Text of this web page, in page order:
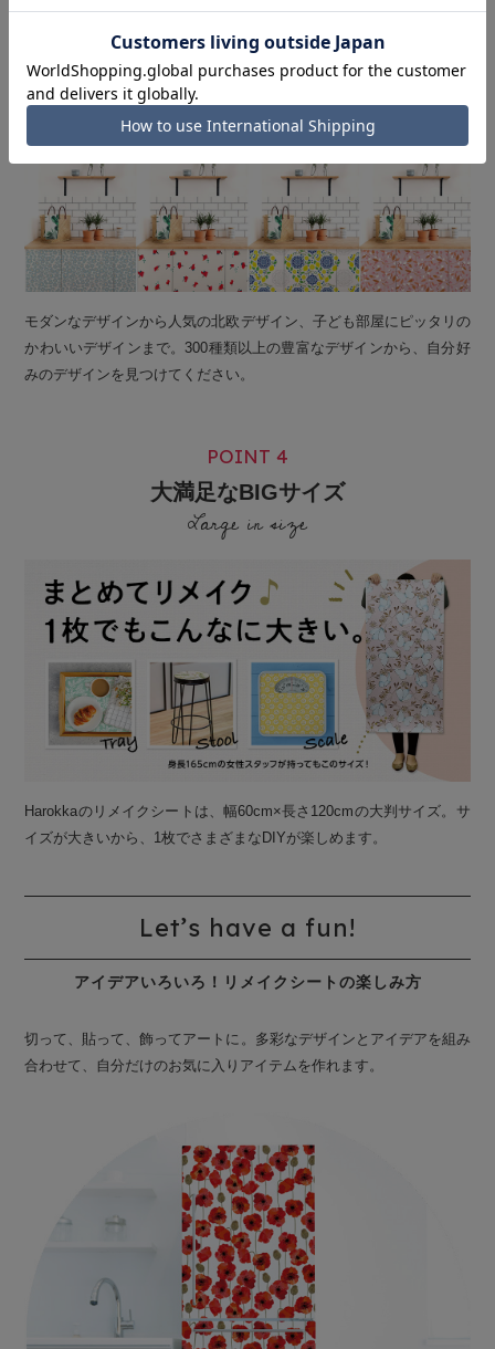
Wide variety of designs
モダンなデザインから人気の北欧デザイン、子ども部屋にピッタリの
かわいいデザインまで。300種類以上の豊富なデザインから、自分好
みのデザインを見つけてください。
POINT 4
大満足なBIGサイズ
Large in size
Harokkaのリメイクシートは、幅60cm×長さ120cmの大判サイズ。サ
イズが大きいから、1枚でさまざまなDIYが楽しめます。
Let’s have a fun!
アイデアいろいろ！リメイクシートの楽しみ方
切って、貼って、飾ってアートに。多彩なデザインとアイデアを組み
合わせて、自分だけのお気に入りアイテムを作れます。